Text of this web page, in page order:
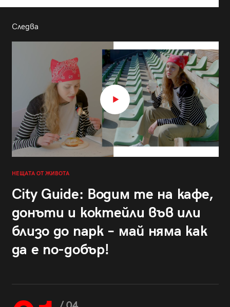
Следва
НЕЩАТА ОТ ЖИВОТА
City Guide: Водим те на кафе,
донъти и коктейли във или
близо до парк – май няма как
да е по-добър!